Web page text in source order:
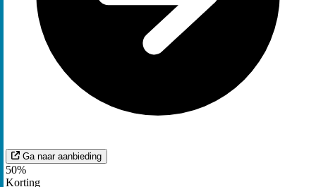
Ga naar aanbieding
50%
Korting